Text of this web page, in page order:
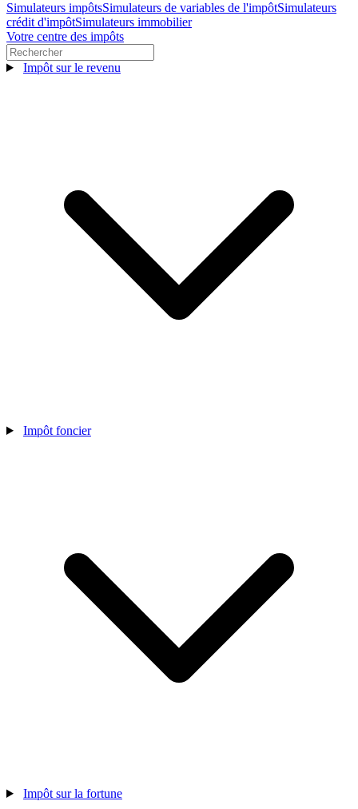
Simulateurs impôtsSimulateurs de variables de l'impôtSimulateurs
crédit d'impôtSimulateurs immobilier
Votre centre des impôts
Impôt sur le revenu
Impôt foncier
Impôt sur la fortune